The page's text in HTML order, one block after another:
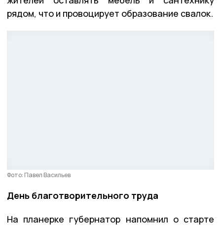
рядом, что и провоцирует образование свалок.
Фото: Павел Васильев
День благотворительного труда
На планерке губернатор напомнил о старте